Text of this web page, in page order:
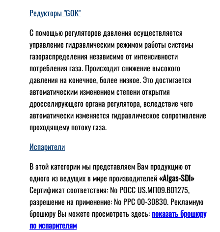
Редукторы "GOK"
С помощью регуляторов давления осуществляется
управление гидравлическим режимом работы системы
газораспределения независимо от интенсивности
потребления газа. Происходит снижение высокого
давления на конечное, более низкое. Это достигается
автоматическим изменением степени открытия
дросселирующего органа регулятора, вследствие чего
автоматически изменяется гидравлическое сопротивление
проходящему потоку газа.
Испарители
В этой категории мы представляем Вам продукцию от
одного из ведущих в мире производителей«Algas-SDI»
Сертификат соответствия: № РОСС US.МП09.В01275,
разрешение на применение: № РРС 00-30830. Рекламную
брошюру Вы можете просмотреть здесь:показать брошюру
по испарителям